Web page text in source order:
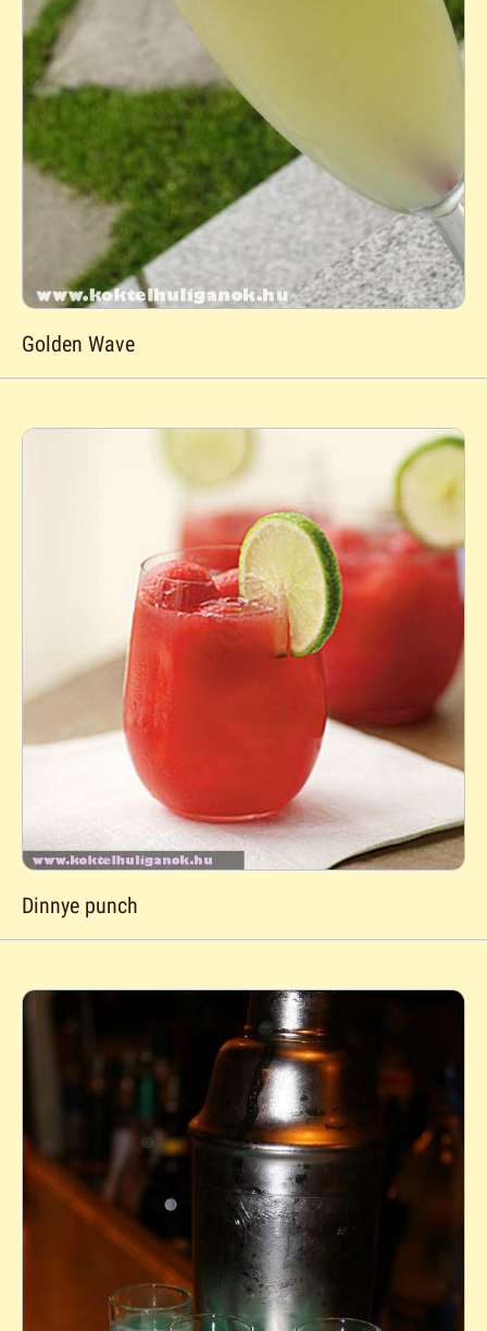
Golden Wave
Dinnye punch